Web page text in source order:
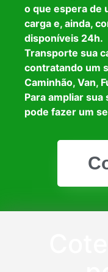
o que espera de
carga e, ainda,
disponíveis 24h.
Transporte sua
contratando um
Caminhão, Van,
Para ampliar
pode fazer um